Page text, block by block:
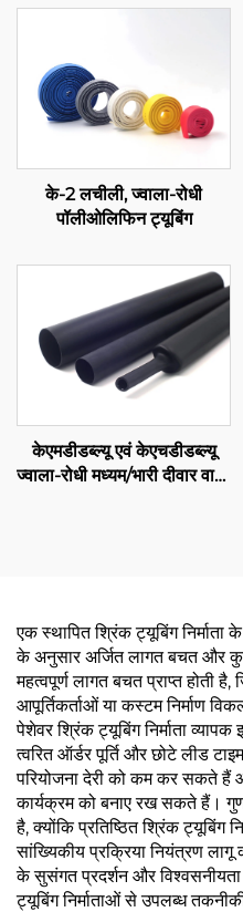
के-2 लचीली, ज्वाला-रोधी
पॉलीओलिफिन ट्यूबिंग
केएमडीडब्ल्यू एवं केएचडीडब्ल्यू
ज्वाला-रोधी मध्यम/भारी दीवार वाली
एक स्थापित श्रिंक ट्यूबिंग
के अनुसार अर्जित लागत बचत और
महत्वपूर्ण लागत बचत प्राप्त होती
आपूर्तिकर्ताओं या कस्टम निर्माण
पेशेवर श्रिंक ट्यूबिंग निर्माता व्यापक
त्वरित ऑर्डर पूर्ति और छोटे लीड
परियोजना देरी को कम कर सकते हैं
कार्यक्रम को बनाए रख सकते हैं।
है, क्योंकि प्रतिष्ठित श्रिंक ट्यूबिंग
सांख्यिकीय प्रक्रिया नियंत्रण लागू
के सुसंगत प्रदर्शन और
ट्यूबिंग निर्माताओं से उपलब्ध